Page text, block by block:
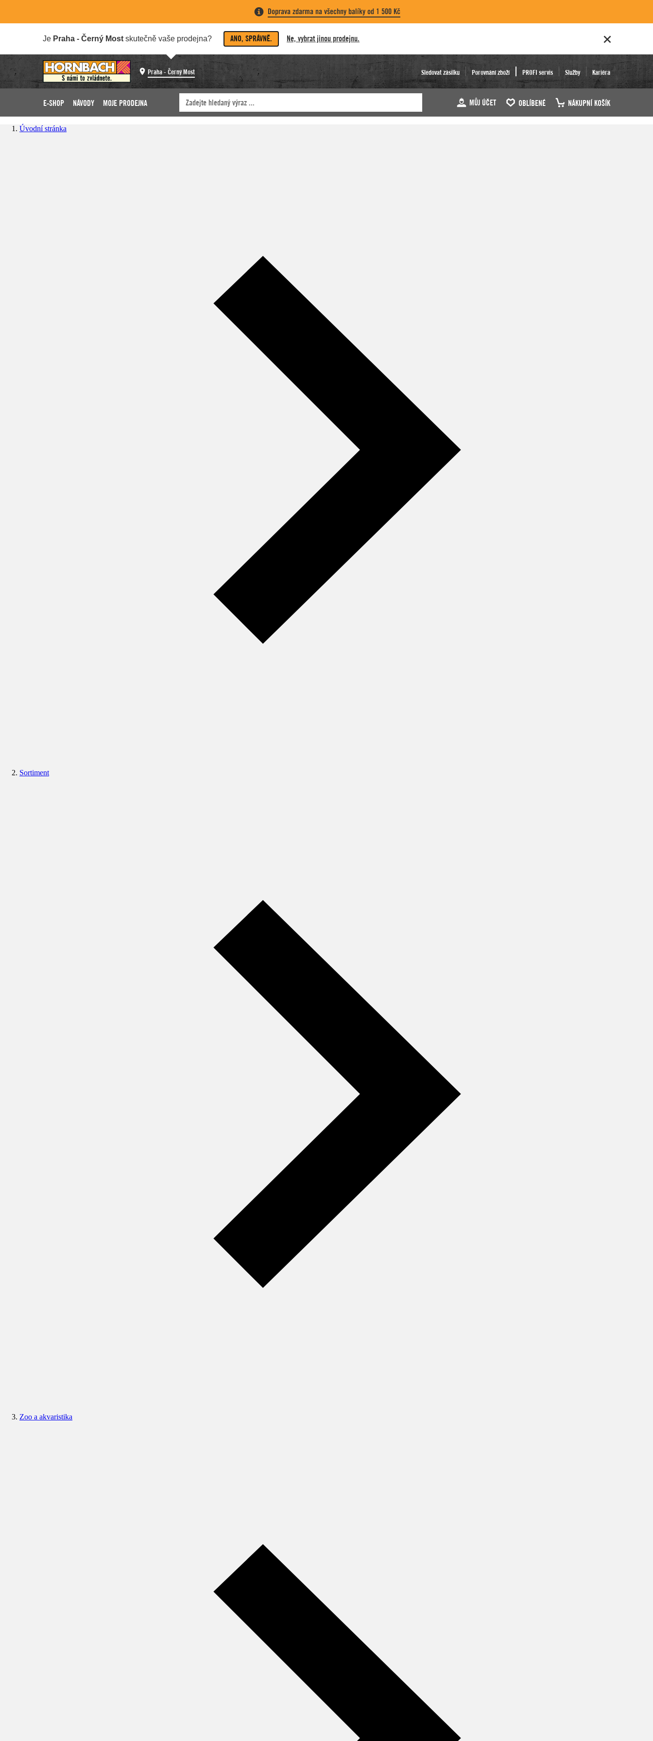
Doprava zdarma na všechny balíky od 1 500 Kč
Je Praha - Černý Most skutečně vaše prodejna? ANO, SPRÁVNĚ. Ne, vybrat jinou prodejnu.
Praha - Černý Most Sledovat zásilku Porovnání zboží PROFI servis Služby Kariéra
E-SHOP NÁVODY MOJE PRODEJNA MŮJ ÚČET OBLÍBENÉ NÁKUPNÍ KOŠÍK
Úvodní stránka
Sortiment
Zoo a akvaristika